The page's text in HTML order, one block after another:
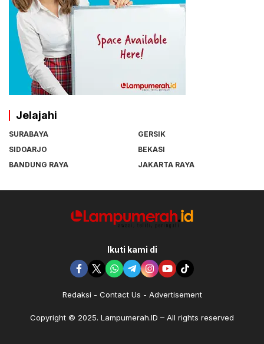
Jelajahi
SURABAYA
GERSIK
SIDOARJO
BEKASI
BANDUNG RAYA
JAKARTA RAYA
Ikuti kami di
Redaksi Contact Us Advertisement
Copyright © 2025. Lampumerah.ID – All rights reserved